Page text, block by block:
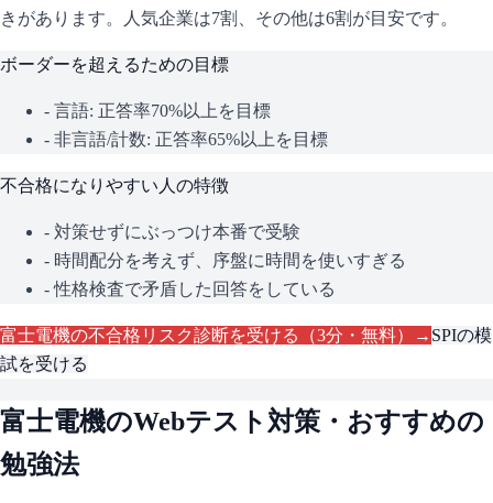
きがあります。人気企業は7割、その他は6割が目安です。
ボーダーを超えるための目標
- 言語: 正答率70%以上を目標
- 非言語/計数: 正答率65%以上を目標
不合格になりやすい人の特徴
- 対策せずにぶっつけ本番で受験
- 時間配分を考えず、序盤に時間を使いすぎる
- 性格検査で矛盾した回答をしている
富士電機の不合格リスク診断を受ける（3分・無料）→ SPIの模
試を受ける
富士電機のWebテスト対策・おすすめの
勉強法